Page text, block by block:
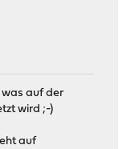
was auf der
wird ;-)
auf